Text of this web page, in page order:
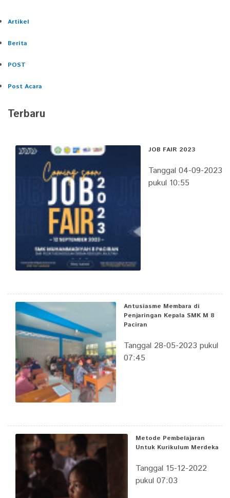
Artikel
Berita
POST
Post Acara
Terbaru
JOB FAIR 2023
Tanggal 04-09-2023
pukul 10:55
Antusiasme Membara di
Penjaringan Kepala SMK M 8
Paciran
Tanggal 28-05-2023 pukul
07:45
Metode Pembelajaran
Untuk Kurikulum Merdeka
Tanggal 15-12-2022
pukul 07:03